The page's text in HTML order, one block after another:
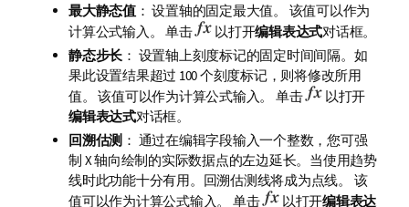
最大静态值： 设置轴的固定最大值。 该值可以作为
计算公式输入。 单击
以打开编辑表达式对话框。
静态步长 ： 设置轴上刻度标记的固定时间间隔。如
果此设置结果超过 100 个刻度标记，则将修改所用
值。 该值可以作为计算公式输入。 单击
以打开
编辑表达式对话框。
回溯估测 ： 通过在编辑字段输入一个整数，您可强
制 X 轴向绘制的实际数据点的左边延长。当使用趋势
线时此功能十分有用。回溯估测线将成为点线。 该
值可以作为计算公式输入。 单击
以打开编辑表达